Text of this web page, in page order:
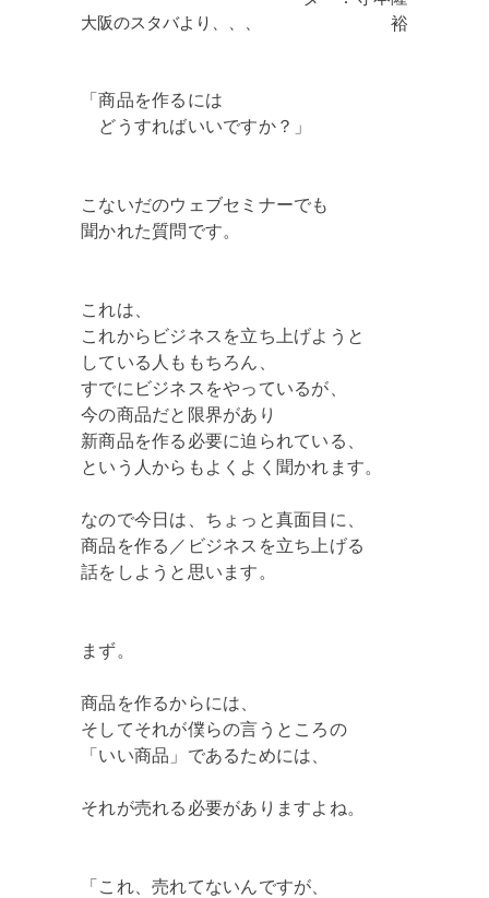
大阪のスタバより、、、
「商品を作るには
どうすればいいですか？」
こないだのウェブセミナーでも
聞かれた質問です。
これは、
これからビジネスを立ち上げようと
している人ももちろん、
すでにビジネスをやっているが、
今の商品だと限界があり
新商品を作る必要に迫られている、
という人からもよくよく聞かれます。
なので今日は、ちょっと真面目に、
商品を作る／ビジネスを立ち上げる
話をしようと思います。
まず。
商品を作るからには、
そしてそれが僕らの言うところの
「いい商品」であるためには、
それが売れる必要がありますよね。
「これ、売れてないんですが、